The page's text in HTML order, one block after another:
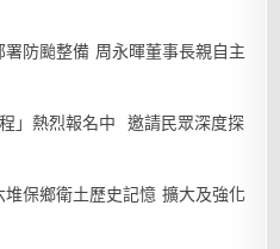
防颱整備 周永暉董事長親自主
」熱烈報名中 邀請民眾深度探
保鄉衛土歷史記憶 擴大及強化